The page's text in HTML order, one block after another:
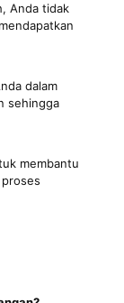
Anda tidak
dalam
sehingga
membantu